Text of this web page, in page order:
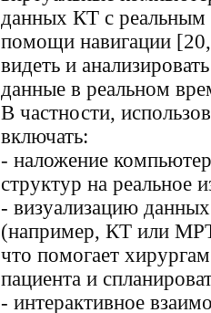
данных КТ с
помощи навигации
видеть и
данные в реальном
В частности,
включать:
- наложение
структур на реальное
- визуализацию
(например, КТ или
что помогает
пациента и
- интерактивное